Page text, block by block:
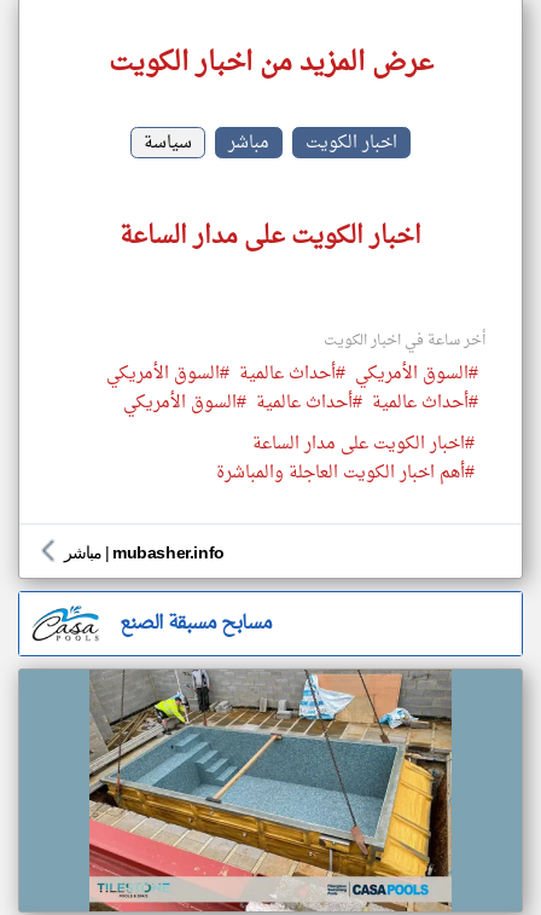
عرض المزيد من اخبار الكويت
اخبار الكويت مباشر سياسة
اخبار الكويت على مدار الساعة
أخر ساعة في اخبار الكويت
#السوق الأمريكي #أحداث عالمية #السوق الأمريكي
#أحداث عالمية #أحداث عالمية #السوق الأمريكي
#اخبار الكويت على مدار الساعة
#أهم اخبار الكويت العاجلة والمباشرة
مباشر | mubasher.info
مسابح مسبقة الصنع